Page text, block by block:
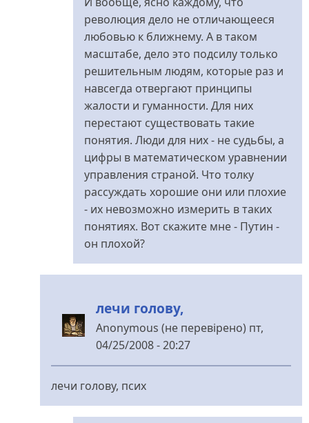
революция дело не отличающееся
любовью к ближнему. А в таком
масштабе, дело это подсилу только
решительным людям, которые раз и
навсегда отвергают принципы
жалости и гуманности. Для них
перестают существовать такие
понятия. Люди для них - не судьбы, а
цифры в математическом уравнении
управления страной. Что толку
рассуждать хорошие они или плохие
- их невозможно измерить в таких
понятиях. Вот скажите мне - Путин -
он плохой?
лечи голову,
Anonymous (не перевірено) пт,
04/25/2008 - 20:27
У
!!!
лечи голову, псих